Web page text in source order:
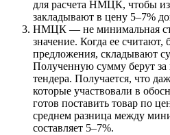
для расчета НМЦК, чтобы
закладывают в цену 5–7%
НМЦК — не минимальная
значение. Когда ее
предложения, складывают
Полученную сумму берут за
тендера. Получается, что
которые участвовали в
готов поставить товар по
среднем разница между
составляет 5–7%.